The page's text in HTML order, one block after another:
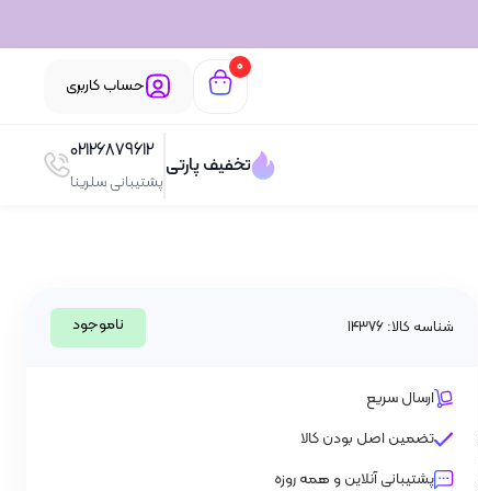
0
حساب کاربری
تخفیف پارتی
02126879612
پشتیبانی سلرینا
شناسه کالا: 14376 ناموجود
ارسال سریع
تضمین اصل بودن کالا
پشتیبانی آنلاین و همه روزه